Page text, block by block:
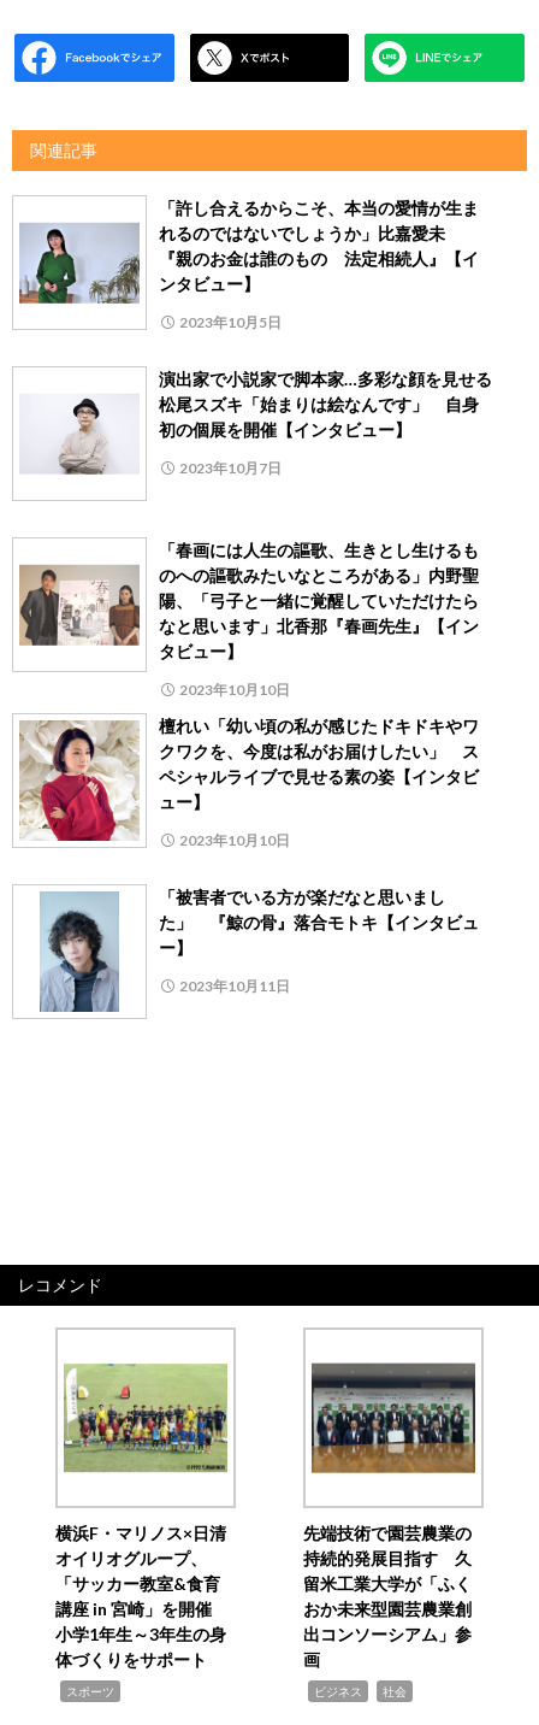
関連記事
「許し合えるからこそ、本当の愛情が生ま
れるのではないでしょうか」比嘉愛未
『親のお金は誰のもの 法定相続人』【イ
ンタビュー】
2023年10月5日
演出家で小説家で脚本家…多彩な顔を見せる
松尾スズキ「始まりは絵なんです」 自身
初の個展を開催【インタビュー】
2023年10月7日
「春画には人生の謳歌、生きとし生けるも
のへの謳歌みたいなところがある」内野聖
陽、「弓子と一緒に覚醒していただけたら
なと思います」北香那『春画先生』【イン
タビュー】
2023年10月10日
檀れい「幼い頃の私が感じたドキドキやワ
クワクを、今度は私がお届けしたい」 ス
ペシャルライブで見せる素の姿【インタビ
ュー】
2023年10月10日
「被害者でいる方が楽だなと思いまし
た」 『鯨の骨』落合モトキ【インタビュ
ー】
2023年10月11日
レコメンド
横浜F・マリノス×日清
オイリオグループ、
「サッカー教室&食育
講座 in 宮崎」を開催
小学1年生～3年生の身
体づくりをサポート
スポーツ
先端技術で園芸農業の
持続的発展目指す 久
留米工業大学が「ふく
おか未来型園芸農業創
出コンソーシアム」参
画
ビジネス 社会